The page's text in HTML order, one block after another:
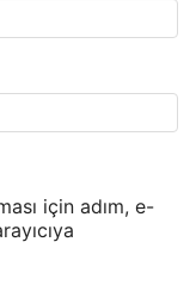
için adım, e-